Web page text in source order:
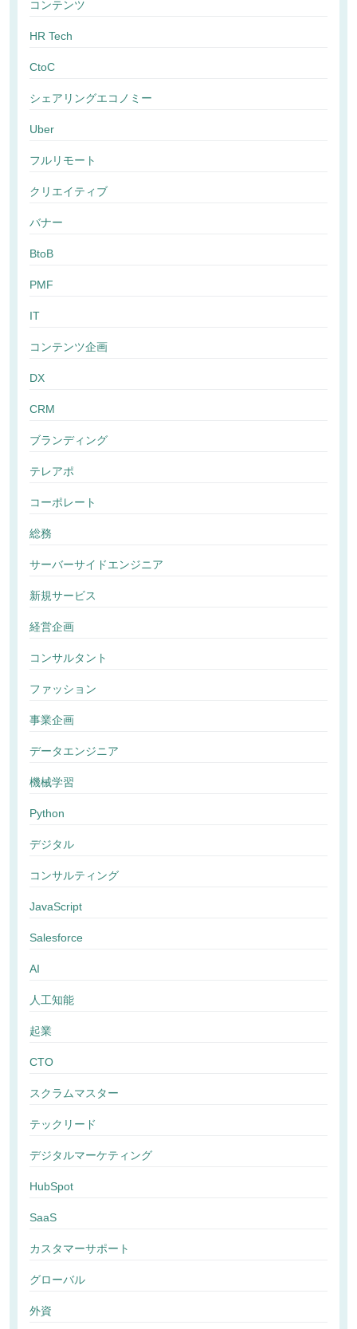
コンテンツ
HR Tech
CtoC
シェアリングエコノミー
Uber
フルリモート
クリエイティブ
バナー
BtoB
PMF
IT
コンテンツ企画
DX
CRM
ブランディング
テレアポ
コーポレート
総務
サーバーサイドエンジニア
新規サービス
経営企画
コンサルタント
ファッション
事業企画
データエンジニア
機械学習
Python
デジタル
コンサルティング
JavaScript
Salesforce
AI
人工知能
起業
CTO
スクラムマスター
テックリード
デジタルマーケティング
HubSpot
SaaS
カスタマーサポート
グローバル
外資